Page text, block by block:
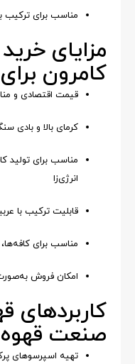
مناسب برای ترکیب
مزایای
کامرون
قیمت اقتصادی و
کرمای بالا و بادی
مناسب برای تولید
انرژی‌زا
قابلیت ترکیب با
مناسب برای
امکان فروش
کاربردهای
صنعت قهوه
تهیه اسپرسوهای